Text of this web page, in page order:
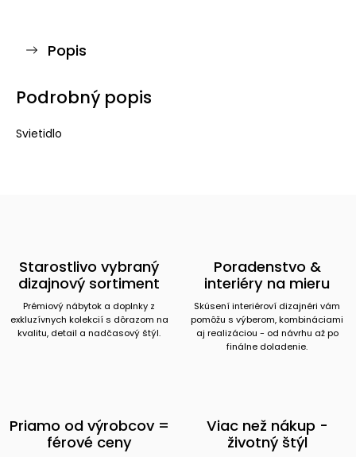
Popis
Podrobný popis
Svietidlo
Starostlivo vybraný
dizajnový sortiment
Prémiový nábytok a doplnky z
exkluzívnych kolekcií s dôrazom na
kvalitu, detail a nadčasový štýl.
Poradenstvo &
interiéry na mieru
Skúsení interiéroví dizajnéri vám
pomôžu s výberom, kombináciami
aj realizáciou - od návrhu až po
finálne doladenie.
Priamo od výrobcov =
férové ceny
Viac než nákup -
životný štýl